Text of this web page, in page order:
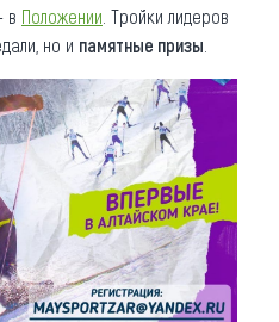
в Положении . Тройки лидеров
но и памятные призы